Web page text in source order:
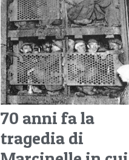
70 anni fa la
tragedia di